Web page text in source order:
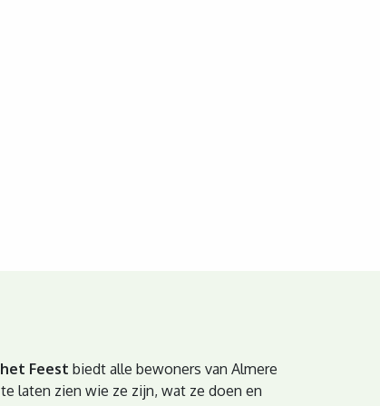
Feest biedt alle bewoners van Almere
laten zien wie ze zijn, wat ze doen en